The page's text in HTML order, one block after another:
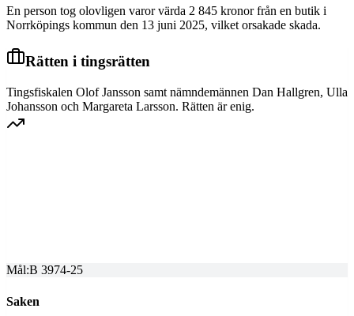
En person tog olovligen varor värda 2 845 kronor från en butik i
Norrköpings kommun den 13 juni 2025, vilket orsakade skada.
Rätten i tingsrätten
Tingsfiskalen Olof Jansson samt nämndemännen Dan Hallgren, Ulla
Johansson och Margareta Larsson. Rätten är enig.
Mål:B 3974-25
Saken